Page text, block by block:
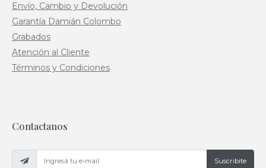
Envío, Cambio y Devolución
Garantía Damián Colombo
Grabados
Atención al Cliente
Términos y Condiciones
Contactanos
Suscribite